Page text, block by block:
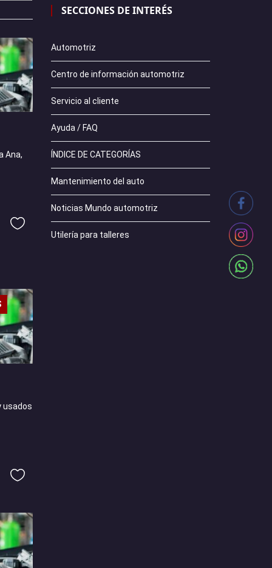
Ana,
usados
SECCIONES DE INTERÉS
Automotriz
Centro de información automotriz
Servicio al cliente
Ayuda / FAQ
ÍNDICE DE CATEGORÍAS
Mantenimiento del auto
Noticias Mundo automotriz
Utilería para talleres